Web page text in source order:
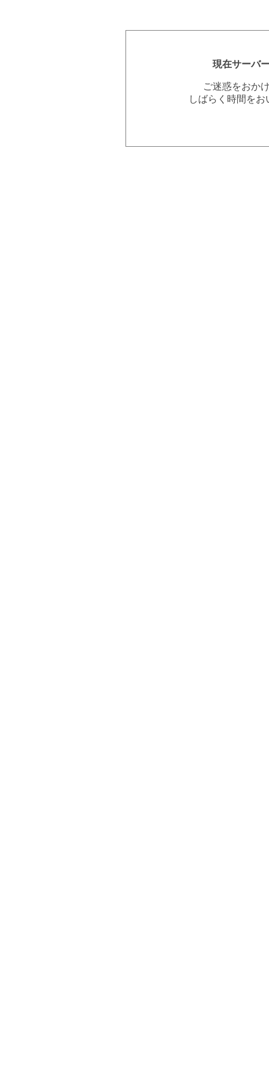
現在サーバ
ご迷惑をおか
しばらく時間を